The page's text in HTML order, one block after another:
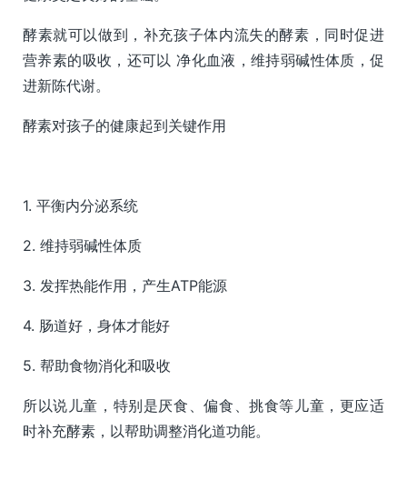
酵素就可以做到，补充孩子体内流失的酵素，同时促进
营养素的吸收，还可以 净化血液，维持弱碱性体质，促
进新陈代谢。
酵素对孩子的健康起到关键作用
1. 平衡内分泌系统
2. 维持弱碱性体质
3. 发挥热能作用，产生ATP能源
4. 肠道好，身体才能好
5. 帮助食物消化和吸收
所以说儿童，特别是厌食、偏食、挑食等儿童，更应适
时补充酵素，以帮助调整消化道功能。